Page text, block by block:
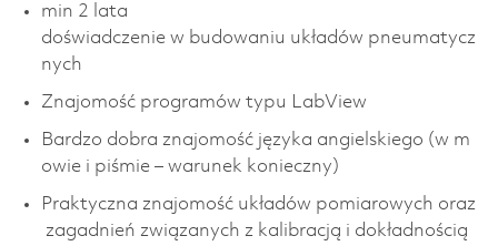
min 2 lata
doświadczenie w budowaniu układów pneumatycz
nych
Znajomość programów typu LabView
Bardzo dobra znajomość języka angielskiego (w m
owie i piśmie – warunek konieczny)
Praktyczna znajomość układów pomiarowych oraz
zagadnień związanych z kalibracją i dokładnością